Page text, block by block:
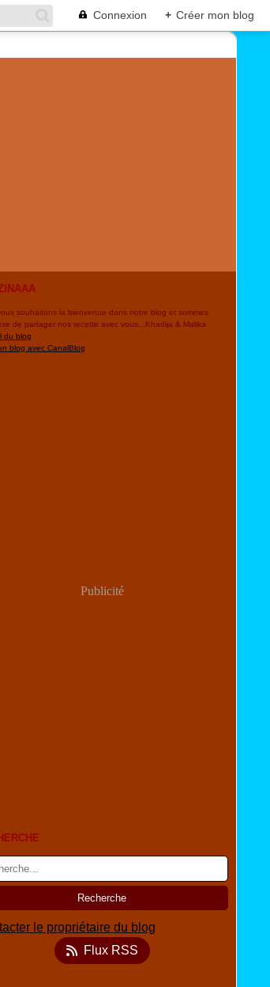
Connexion + Créer mon blog
souhaitons la bienvenue dans notre blog et sommes
de partager nos recette avec vous...Khadija & Malika
du blog
blog avec CanalBlog
Publicité
le propriétaire du blog
Flux RSS